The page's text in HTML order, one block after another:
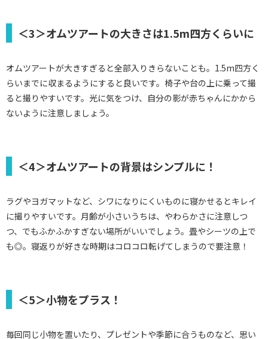
＜3＞オムツアートの大きさは1.5m四方くらいに
オムツアートが大きすぎると全部入りきらないことも。1.5m四方く
らいまでに収まるようにすると良いです。椅子や台の上に乗って撮
ると撮りやすいです。光に気をつけ、自分の影が赤ちゃんにかから
ないように注意しましょう。
＜4＞オムツアートの背景はシンプルに！
ラグやヨガマットなど、シワになりにくいものに寝かせるとキレイ
に撮りやすいです。月齢が小さいうちは、やわらかさに注意しつ
つ、でもふかふかすぎない場所がいいでしょう。畳やシーツの上で
も◎。寝返りが好きな時期はコロコロ転げてしまうので要注意！
＜5＞小物をプラス！
毎回同じ小物を置いたり、プレゼントや季節に合うものなど、思い